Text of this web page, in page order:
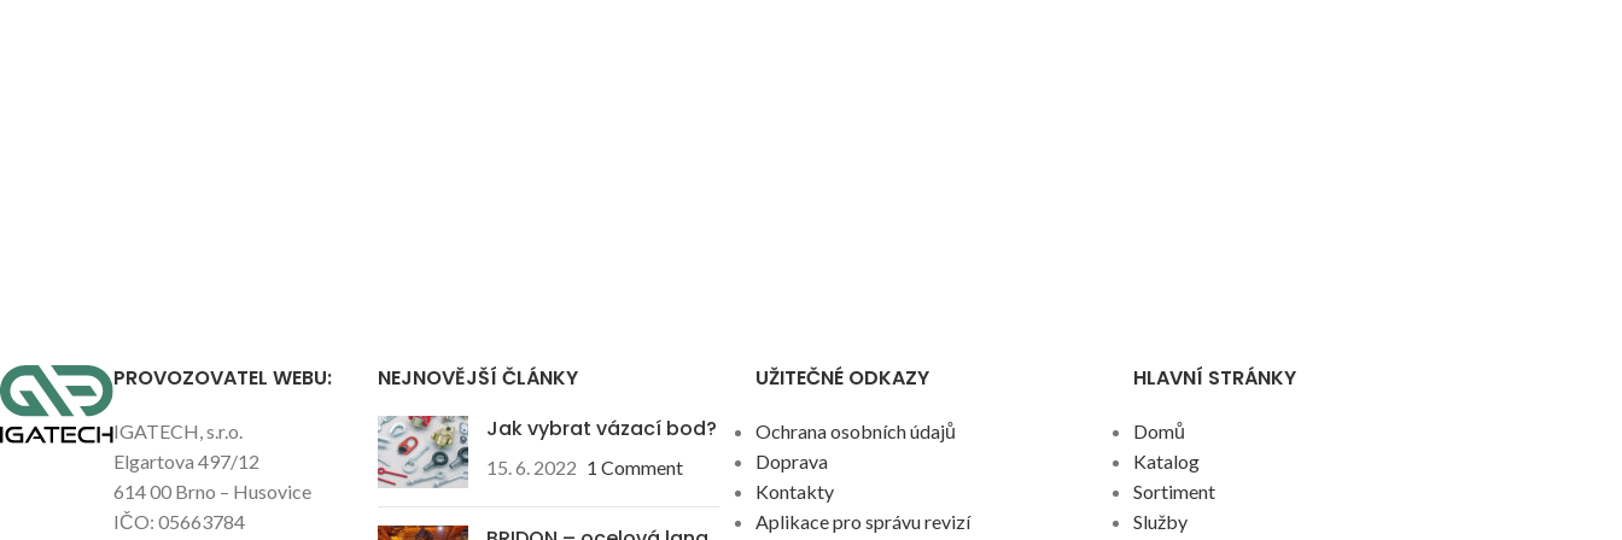
PROVOZOVATEL WEBU:
IGATECH, s.r.o.
Elgartova 497/12
614 00 Brno – Husovice
IČO: 05663784
NEJNOVĚJŠÍ ČLÁNKY
Jak vybrat vázací bod?
15. 6. 2022 1 Comment
UŽITEČNÉ ODKAZY
Ochrana osobních údajů
Doprava
Kontakty
Aplikace pro správu revizí
HLAVNÍ STRÁNKY
Domů
Katalog
Sortiment
Služby